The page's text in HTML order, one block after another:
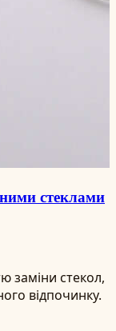
стеклами
заміни стекол,
відпочинку.